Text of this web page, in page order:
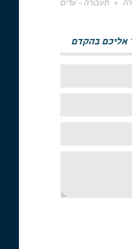
» תעבורה – עדים
אליכם בהקדם